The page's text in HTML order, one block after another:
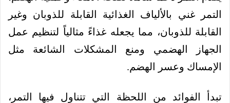
التمر غني بالألياف الغذائية القابلة للذوبان وغير
القابلة للذوبان، مما يجعله غذاءً مثالياً لتنظيم عمل
الجهاز الهضمي ومنع المشكلات الشائعة مثل
الإمساك وعسر الهضم.
تبدأ الفوائد من اللحظة التي تتناول فيها التمر،